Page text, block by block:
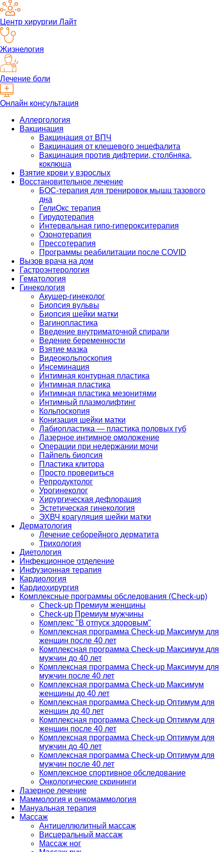
Центр хирургии Лайт
Жизнелогия
Лечение боли
Онлайн консультация
Аллергология
Вакцинация
Вакцинация от ВПЧ
Вакцинация от клещевого энцефалита
Вакцинация против дифтерии, столбняка,
коклюша
Взятие крови у взрослых
Восстановительное лечение
БОС-терапия для тренировок мышц тазового
дна
ГелиОкс терапия
Гирудотерапия
Интервальная гипо-гиперокситерапия
Озонотерапия
Прессотерапия
Программы реабилитации после СOVID
Вызов врача на дом
Гастроэнтерология
Гематология
Гинекология
Акушер-гинеколог
Биопсия вульвы
Биопсия шейки матки
Вагинопластика
Введение внутриматочной спирали
Ведение беременности
Взятие мазка
Видеокольпоскопия
Инсеминация
Интимная контурная пластика
Интимная пластика
Интимная пластика мезонитями
Интимный плазмолифтинг
Кольпоскопия
Конизация шейки матки
Лабиопластика — пластика половых губ
Лазерное интимное омоложение
Операции при недержании мочи
Пайпель биопсия
Пластика клитора
Просто провериться
Репродуктолог
Урогинеколог
Хирургическая дефлорация
Эстетическая гинекология
ЭХВЧ коагуляция шейки матки
Дерматология
Лечение себорейного дерматита
Трихология
Диетология
Инфекционное отделение
Инфузионная терапия
Кардиология
Кардиохирургия
Комплексные программы обследования (Check-up)
Check-up Премиум женщины
Check-up Премиум мужчины
Комплекс "В отпуск здоровым"
Комплексная программа Check-up Максимум для
женщин после 40 лет
Комплексная программа Check-up Максимум для
мужчин до 40 лет
Комплексная программа Check-up Максимум для
мужчин после 40 лет
Комплексная программа Check-up Максимум
женщины до 40 лет
Комплексная программа Check-up Оптимум для
женщин до 40 лет
Комплексная программа Check-up Оптимум для
женщин после 40 лет
Комплексная программа Check-up Оптимум для
мужчин до 40 лет
Комплексная программа Check-up Оптимум для
мужчин после 40 лет
Комплексное спортивное обследование
Онкологические скрининги
Лазерное лечение
Маммология и онкомаммология
Мануальная терапия
Массаж
Антицеллюлитный массаж
Висцеральный массаж
Массаж ног